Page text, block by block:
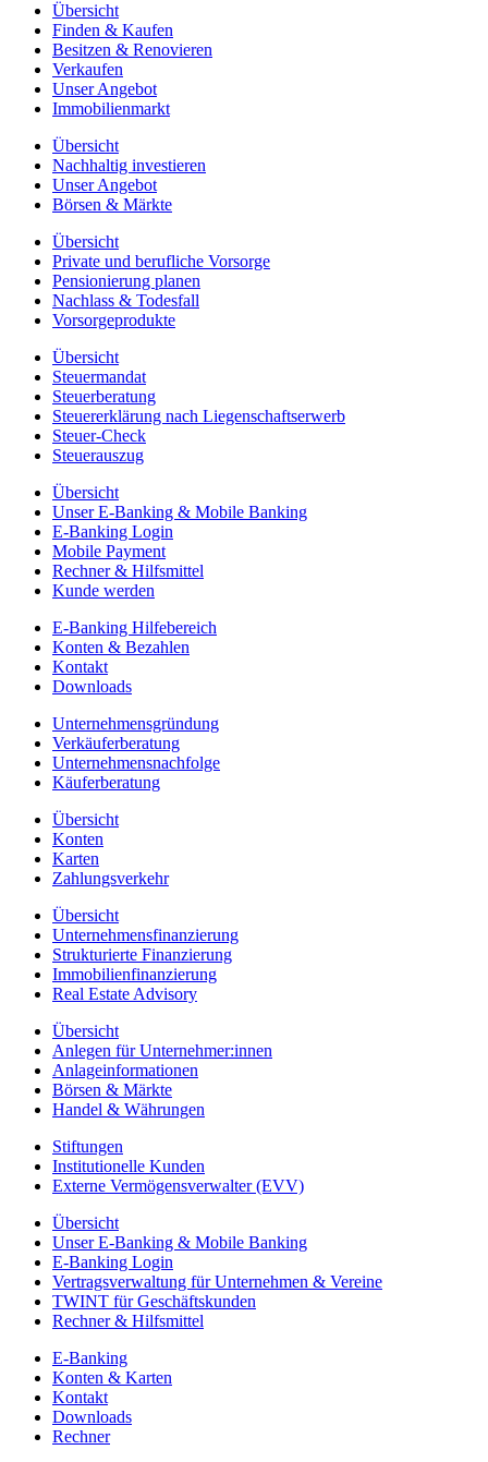
Übersicht
Finden & Kaufen
Besitzen & Renovieren
Verkaufen
Unser Angebot
Immobilienmarkt
Übersicht
Nachhaltig investieren
Unser Angebot
Börsen & Märkte
Übersicht
Private und berufliche Vorsorge
Pensionierung planen
Nachlass & Todesfall
Vorsorgeprodukte
Übersicht
Steuermandat
Steuerberatung
Steuererklärung nach Liegenschaftserwerb
Steuer-Check
Steuerauszug
Übersicht
Unser E-Banking & Mobile Banking
E-Banking Login
Mobile Payment
Rechner & Hilfsmittel
Kunde werden
E-Banking Hilfebereich
Konten & Bezahlen
Kontakt
Downloads
Unternehmensgründung
Verkäuferberatung
Unternehmensnachfolge
Käuferberatung
Übersicht
Konten
Karten
Zahlungsverkehr
Übersicht
Unternehmensfinanzierung
Strukturierte Finanzierung
Immobilienfinanzierung
Real Estate Advisory
Übersicht
Anlegen für Unternehmer:innen
Anlageinformationen
Börsen & Märkte
Handel & Währungen
Stiftungen
Institutionelle Kunden
Externe Vermögensverwalter (EVV)
Übersicht
Unser E-Banking & Mobile Banking
E-Banking Login
Vertragsverwaltung für Unternehmen & Vereine
TWINT für Geschäftskunden
Rechner & Hilfsmittel
E-Banking
Konten & Karten
Kontakt
Downloads
Rechner